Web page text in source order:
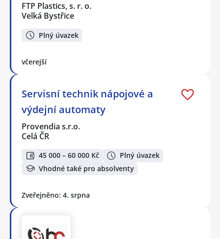
FTP Plastics, s. r. o.
Velká Bystřice
Plný úvazek
včerejší
Servisní technik nápojové a
výdejní automaty
Provendia s.r.o.
Celá ČR
45 000 – 60 000 Kč
Plný úvazek
Vhodné také pro absolventy
Zveřejněno: 4. srpna